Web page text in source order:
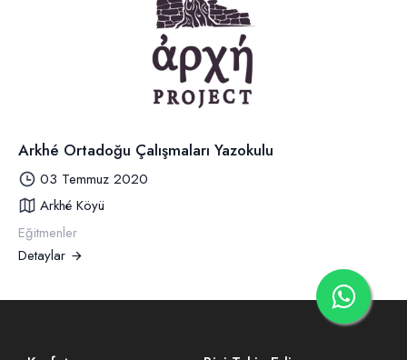
Arkhé Ortadoğu Çalışmaları Yazokulu
03 Temmuz 2020
Arkhé Köyü
Eğitmenler
Detaylar